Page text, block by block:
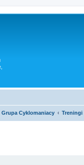
Grupa Cyklomaniacy Treningi